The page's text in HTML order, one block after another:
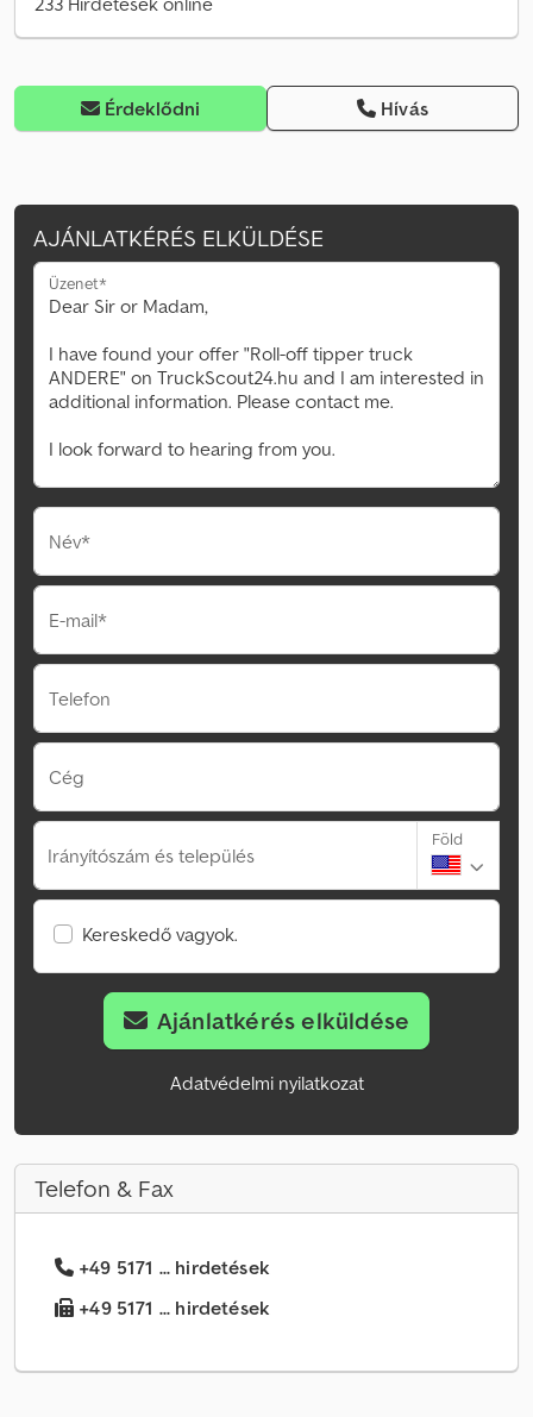
Érdeklődni Hívás
AJÁNLATKÉRÉS ELKÜLDÉSE
Üzenet*
Név*
E-mail*
Telefon
Cég
Irányítószám és település
Föld
Kereskedő vagyok.
Ajánlatkérés elküldése
Adatvédelmi nyilatkozat
Telefon & Fax
+49 5171 ... hirdetések
+49 5171 ... hirdetések